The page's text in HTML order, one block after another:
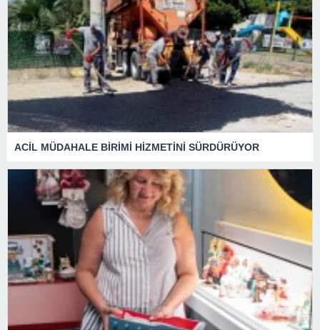
ACİL MÜDAHALE BİRİMİ HİZMETİNİ SÜRDÜRÜYOR